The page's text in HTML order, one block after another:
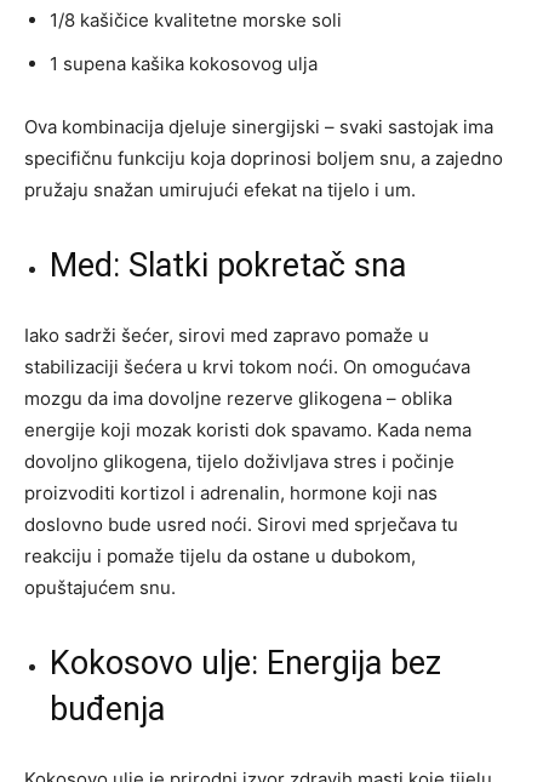
1/8 kašičice kvalitetne morske soli
1 supena kašika kokosovog ulja
Ova kombinacija djeluje sinergijski – svaki sastojak ima
specifičnu funkciju koja doprinosi boljem snu, a zajedno
pružaju snažan umirujući efekat na tijelo i um.
Med: Slatki pokretač sna
Iako sadrži šećer, sirovi med zapravo pomaže u
stabilizaciji šećera u krvi tokom noći. On omogućava
mozgu da ima dovoljne rezerve glikogena – oblika
energije koji mozak koristi dok spavamo. Kada nema
dovoljno glikogena, tijelo doživljava stres i počinje
proizvoditi kortizol i adrenalin, hormone koji nas
doslovno bude usred noći. Sirovi med sprječava tu
reakciju i pomaže tijelu da ostane u dubokom,
opuštajućem snu.
Kokosovo ulje: Energija bez
buđenja